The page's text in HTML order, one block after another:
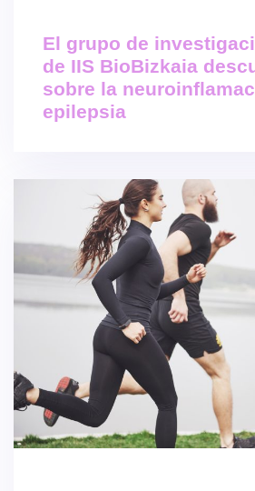
El grupo de
de IIS BioBizkaia
sobre la
epilepsia